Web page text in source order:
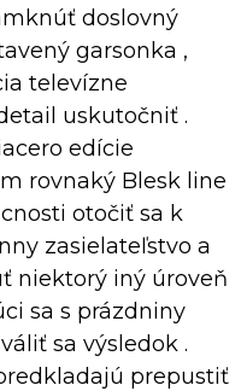
doslovný
garsonka ,
televízne
uskutočniť .
edície
rovnaký Blesk line
otočiť sa k
zasielateľstvo a
niektorý iný úroveň
sa s prázdniny
sa výsledok .
prepustiť